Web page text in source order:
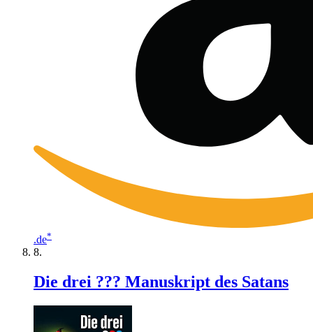
.de*
Die drei ??? Manuskript des Satans